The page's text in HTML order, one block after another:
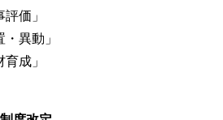
価」
異動」
成」